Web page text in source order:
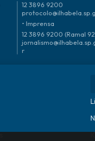
12 3896 9200
• Imprensa
12 3896 9200 (Ramal
r